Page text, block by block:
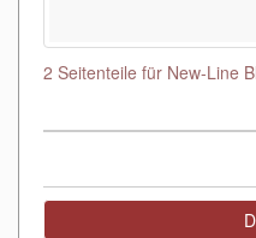
2 Seitenteile für New-Line